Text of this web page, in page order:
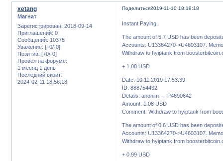
Поделиться2019-11-10 18:19:18
xetang
Магнат
Зарегистрирован: 2018-09-14
Приглашений: 0
Сообщений: 10375
Уважение: [+0/-0]
Позитив: [+0/-0]
Провел на форуме:
1 месяц 1 день
Последний визит:
2024-02-11 18:56:18
Instant Paying:
The amount of 5.7 USD has been
Accounts: U13364270->U4603107.
Withdraw to hyiptank from
+ 1.08 USD
Date: 10.11.2019 17:53:39
ID: 888754432
Details: anonim → P4690642
Amount: 1.08 USD
Comment: Withdraw to hyiptank from
The amount of 0.6 USD has been
Accounts: U13364270->U4603107.
Withdraw to hyiptank from
+ 0.99 USD